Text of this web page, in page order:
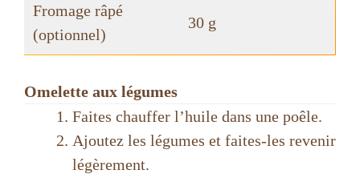
Fromage râpé
(optionnel)
30 g
Omelette aux légumes
Faites chauffer l’huile dans une poêle.
Ajoutez les légumes et faites-les revenir
légèrement.